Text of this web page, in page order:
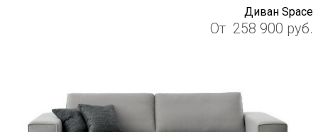
Диван Space
От 258 900 руб.